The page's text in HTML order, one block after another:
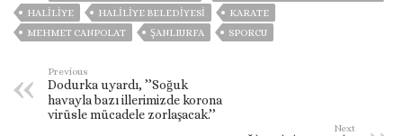
HALILIYE
HALİLİYE BELEDİYESİ
KARATE
MEHMET CANPOLAT
ŞANLIURFA SPORCU
Previous
Dodurka uyardı, ’’Soğuk
havayla bazı illerimizde korona
virüsle mücadele zorlaşacak.’’
Next